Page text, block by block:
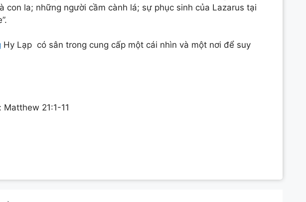
con la; những người cầm cành lá; sự phục sinh của Lazarus tại
Hy Lạp có sân trong cung cấp một cái nhìn và một nơi để suy
21:1-11